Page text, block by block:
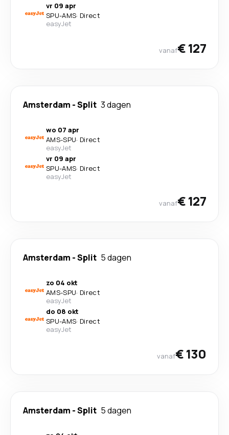
vr 09 apr
SPU-AMS· Direct
easyJet
vanaf€ 127
Amsterdam -Split 3 dagen
wo 07 apr
AMS-SPU· Direct
easyJet
vr 09 apr
SPU-AMS· Direct
easyJet
vanaf€ 127
Amsterdam -Split 5 dagen
zo 04 okt
AMS-SPU· Direct
easyJet
do 08 okt
SPU-AMS· Direct
easyJet
vanaf€ 130
Amsterdam -Split 5 dagen